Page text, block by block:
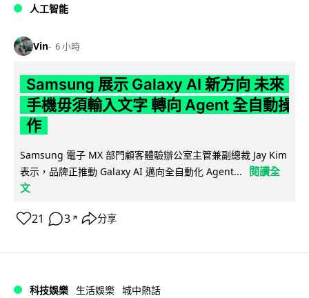
人工智能
Vin 6 小時
Samsung 展示 Galaxy AI 新方向 未來
手機毋須輸入文字 轉向 Agent 全自動操
作
Samsung 電子 MX 部門顧客體驗辦公室主管兼副總裁 Jay Kim
表示，品牌正推動 Galaxy AI 邁向全自動化 Agent...
閱讀全
文
21 3 ↗ 分享
科技娛樂 生活娛樂 城中熱話